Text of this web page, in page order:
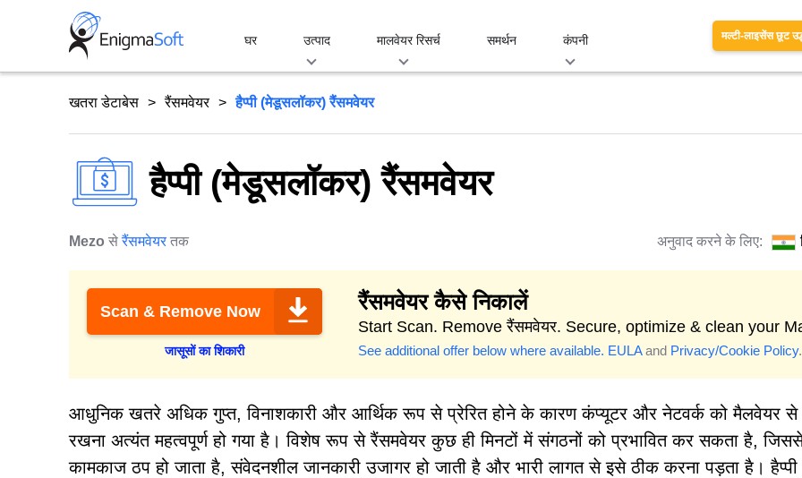
घर उत्पाद मालवेयर रिसर्च समर्थन कंपनी मल्टी-लाइसेंस छूट
खतरा डेटाबेस रैंसमवेयर हैप्पी (मेडूसलॉकर) रैंसमवेयर
हैप्पी (मेडूसलॉकर) रैंसमवेयर
Mezo सेरैंसमवेयर तक अनुवाद करने के लिए:
Scan & Remove Now
जासूसों का शिकारी
रैंसमवेयर कैसे निकालें
Start Scan. Remove रैंसमवेयर. Secure, optimize & clean your
See additional offer below where available. EULAand Privacy/Cookie Policy.
आधुनिक खतरे अधिक गुप्त, विनाशकारी और आर्थिक रूप से प्रेरित होने के कारण कंप्यूटर और नेटवर्क को मैलवेयर से
रखना अत्यंत महत्वपूर्ण हो गया है। विशेष रूप से रैंसमवेयर कुछ ही मिनटों में संगठनों को प्रभावित कर सकता है,
कामकाज ठप हो जाता है, संवेदनशील जानकारी उजागर हो जाती है और भारी लागत से इसे ठीक करना पड़ता है। हैप्पी